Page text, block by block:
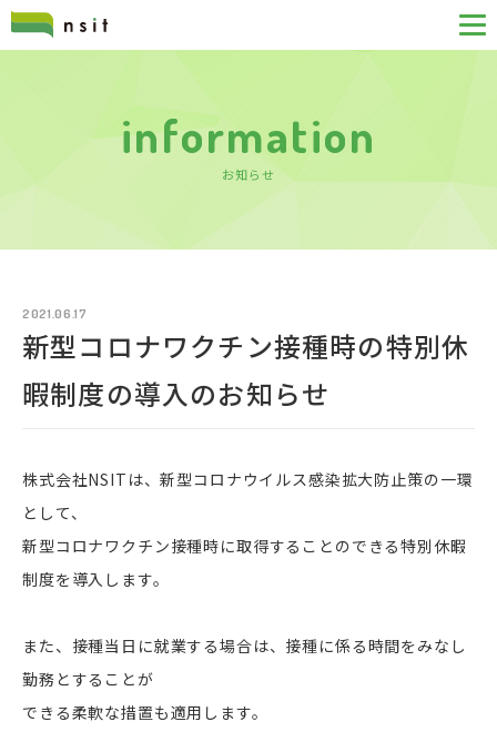
information
お知らせ
2021.06.17
新型コロナワクチン接種時の特別休
暇制度の導入のお知らせ
株式会社NSITは、新型コロナウイルス感染拡大防止策の一環
として、
新型コロナワクチン接種時に取得することのできる特別休暇
制度を導入します。
また、接種当日に就業する場合は、接種に係る時間をみなし
勤務とすることが
できる柔軟な措置も適用します。